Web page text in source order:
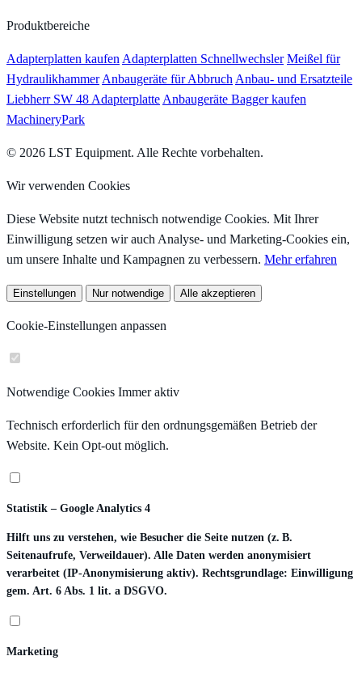
Produktbereiche
Adapterplatten kaufen Adapterplatten Schnellwechsler Meißel für
Hydraulikhammer Anbaugeräte für Abbruch Anbau- und Ersatzteile
Liebherr SW 48 Adapterplatte Anbaugeräte Bagger kaufen
MachineryPark
© 2026 LST Equipment. Alle Rechte vorbehalten.
Wir verwenden Cookies
Diese Website nutzt technisch notwendige Cookies. Mit Ihrer
Einwilligung setzen wir auch Analyse- und Marketing-Cookies ein,
um unsere Inhalte und Kampagnen zu verbessern. Mehr erfahren
Einstellungen Nur notwendige Alle akzeptieren
Cookie-Einstellungen anpassen
Notwendige Cookies Immer aktiv
Technisch erforderlich für den ordnungsgemäßen Betrieb der
Website. Kein Opt-out möglich.
Statistik – Google Analytics 4
Hilft uns zu verstehen, wie Besucher die Seite nutzen (z. B.
Seitenaufrufe, Verweildauer). Alle Daten werden anonymisiert
verarbeitet (IP-Anonymisierung aktiv). Rechtsgrundlage: Einwilligung
gem. Art. 6 Abs. 1 lit. a DSGVO.
Marketing